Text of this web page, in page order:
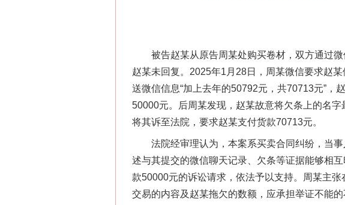
被告赵某从原告周某处购买卷材，双方通过微
赵某未回复。2025年1月28日，周某微信要求赵
送微信信息“加上去年的50792元，共70713元”
50000元。后周某发现，赵某故意将欠条上的名
将其诉至法院，要求赵某支付货款70713元。
法院经审理认为，本案系买卖合同纠纷，当事
述与其提交的微信聊天记录、欠条等证据能够相
款50000元的诉讼请求，依法予以支持。周某主
交易的内容及赵某拖欠的数额，应承担举证不能
网上购药对药下症？